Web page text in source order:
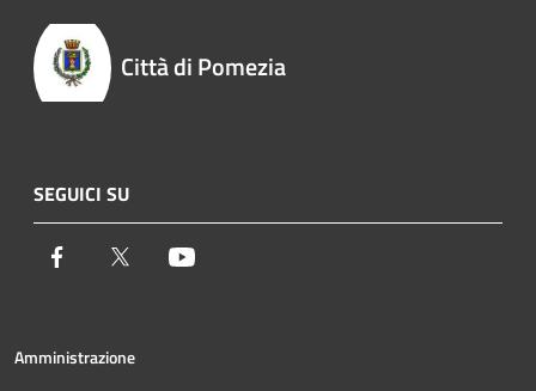
Città di Pomezia
SEGUICI SU
Facebook Twitter
Amministrazione